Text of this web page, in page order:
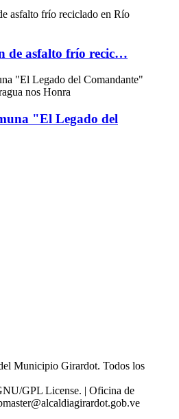
de asfalto frío recic…
"El Legado del
Municipio Girardot. Todos los
GPL License. | Oficina de